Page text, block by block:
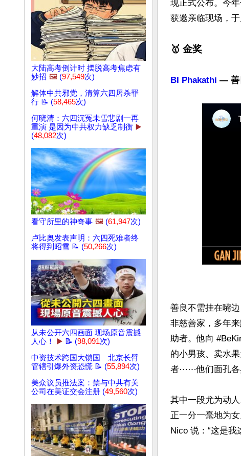
大陆高考倒计时 摆脱高考焦虑有
妙招 🖼️ (97,549次)
解体中共邪党，清算六四屠杀罪
行 📝 (58,465次)
何晓清：六四沉冤未雪悲剧一再
重演 是因为中共权力缺乏制衡 ▶️
(48,082次)
看守所里的神奇事 🖼️ (61,947次)
卢比奥发表声明：六四死难者终
将得到昭雪 📝 (50,266次)
从未公开六四画面 现场原音震撼
人心！
▶️ 📝 (98,091次)
中资技术跨国大锁国 北京长臂
管辖引爆外资恐慌 📝 (55,894次)
美众议员推法案：禁与中共有关
公司在美证交会注册 (49,560次)
现正式公布。今
获邀亲临现场，
🥇 金奖
BI Phakathi — 善
善良不需挂在嘴
非慈善家，多年
助者。他向
的小男孩、卖水
者⋯⋯他们面孔各
其中一段尤为动
正一分一毫地为
Nico 说：“这是